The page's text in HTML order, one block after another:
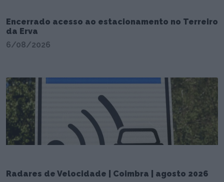
Encerrado acesso ao estacionamento no Terreiro
da Erva
6/08/2026
Radares de Velocidade | Coimbra | agosto 2026